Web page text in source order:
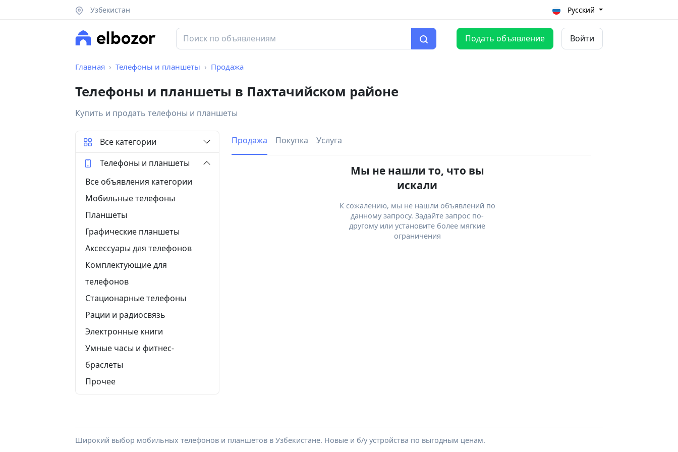
Узбекистан Русский
Подать объявление Войти
Главная Телефоны и планшеты Продажа
Телефоны и планшеты в Пахтачийском районе
Купить и продать телефоны и планшеты
Продажа Покупка Услуга
Мы не нашли то, что вы
искали
К сожалению, мы не нашли объявлений по
данному запросу. Задайте запрос по-
другому или установите более мягкие
ограничения
Все категории
Телефоны и планшеты
Все объявления категории
Мобильные телефоны
Планшеты
Графические планшеты
Аксессуары для телефонов
Комплектующие для
телефонов
Стационарные телефоны
Рации и радиосвязь
Электронные книги
Умные часы и фитнес-
браслеты
Прочее
Широкий выбор мобильных телефонов и планшетов в Узбекистане. Новые и б/у устройства по выгодным ценам.